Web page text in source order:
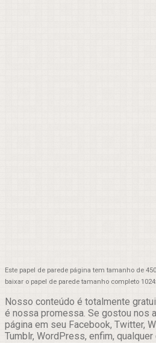
Este papel de parede página tem tamanho de
baixar o papel de parede tamanho completo
Nosso conteúdo é totalmente
é nossa promessa. Se gostou nos
página em seu Facebook, Twitter,
Tumblr, WordPress, enfim,